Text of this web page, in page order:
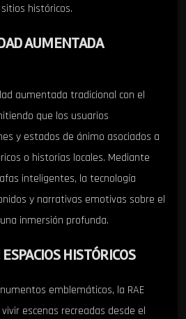
históricos.
AUMENTADA
aumentada tradicional con el
que los usuarios
y estados de ánimo asociados a
o historias locales. Mediante
inteligentes, la tecnología
y narrativas emotivas sobre el
inmersión profunda.
HISTÓRICOS
emblemáticos, la RAE
escenas recreadas desde el